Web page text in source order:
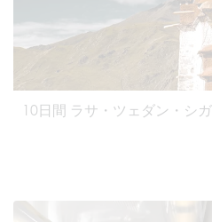
10日間 ラサ・ツェダン・シ